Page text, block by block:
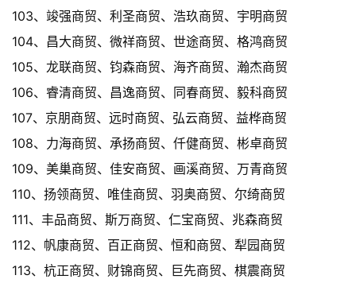
103、竣强商贸、利圣商贸、浩玖商贸、宇明商贸
104、昌大商贸、微祥商贸、世途商贸、格鸿商贸
105、龙联商贸、钧森商贸、海齐商贸、瀚杰商贸
106、睿清商贸、昌逸商贸、同春商贸、毅科商贸
107、京朋商贸、远时商贸、弘云商贸、益桦商贸
108、力海商贸、承扬商贸、仟健商贸、彬卓商贸
109、美巢商贸、佳安商贸、画溪商贸、万青商贸
110、扬领商贸、唯佳商贸、羽奥商贸、尔绮商贸
111、丰品商贸、斯万商贸、仁宝商贸、兆森商贸
112、帆康商贸、百正商贸、恒和商贸、犁园商贸
113、杭正商贸、财锦商贸、巨先商贸、棋震商贸